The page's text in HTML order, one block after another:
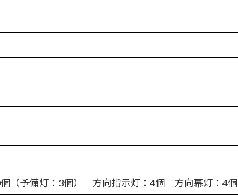
（予備灯：3個） 方向指示灯：4個 方向幕灯：4個